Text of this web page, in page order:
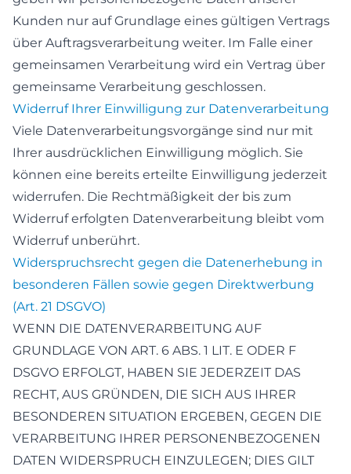
Kunden nur auf Grundlage eines gültigen Vertrags
über Auftragsverarbeitung weiter. Im Falle einer
gemeinsamen Verarbeitung wird ein Vertrag über
gemeinsame Verarbeitung geschlossen.
Widerruf Ihrer Einwilligung zur Datenverarbeitung
Viele Datenverarbeitungsvorgänge sind nur mit
Ihrer ausdrücklichen Einwilligung möglich. Sie
können eine bereits erteilte Einwilligung jederzeit
widerrufen. Die Rechtmäßigkeit der bis zum
Widerruf erfolgten Datenverarbeitung bleibt vom
Widerruf unberührt.
Widerspruchsrecht gegen die Datenerhebung in
besonderen Fällen sowie gegen Direktwerbung
(Art. 21 DSGVO)
WENN DIE DATENVERARBEITUNG AUF
GRUNDLAGE VON ART. 6 ABS. 1 LIT. E ODER F
DSGVO ERFOLGT, HABEN SIE JEDERZEIT DAS
RECHT, AUS GRÜNDEN, DIE SICH AUS IHRER
BESONDEREN SITUATION ERGEBEN, GEGEN DIE
VERARBEITUNG IHRER PERSONENBEZOGENEN
DATEN WIDERSPRUCH EINZULEGEN; DIES GILT